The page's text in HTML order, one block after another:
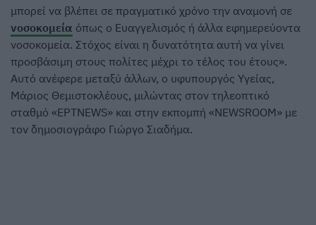
μπορεί να βλέπει σε πραγματικό χρόνο την αναμονή σε
νοσοκομεία όπως ο Ευαγγελισμός ή άλλα εφημερεύοντα
νοσοκομεία. Στόχος είναι η δυνατότητα αυτή να γίνει
προσβάσιμη στους πολίτες μέχρι το τέλος του έτους».
Αυτό ανέφερε μεταξύ άλλων, ο υφυπουργός Υγείας,
Μάριος Θεμιστοκλέους, μιλώντας στον τηλεοπτικό
σταθμό «ΕΡΤNEWS» και στην εκπομπή «NEWSROOM» με
τον δημοσιογράφο Γιώργο Σιαδήμα.